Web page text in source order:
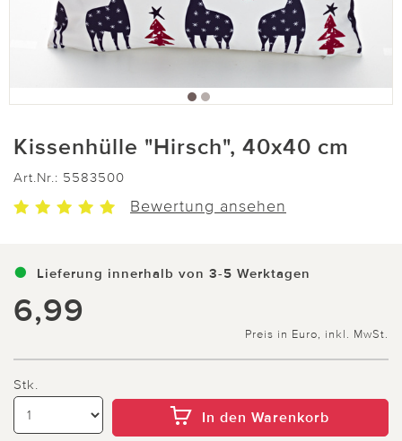
Kissenhülle "Hirsch", 40x40 cm
Art.Nr.: 5583500
Bewertung ansehen
Lieferung innerhalb von 3-5 Werktagen
6,99
Preis in Euro, inkl. MwSt.
Stk.
In den Warenkorb